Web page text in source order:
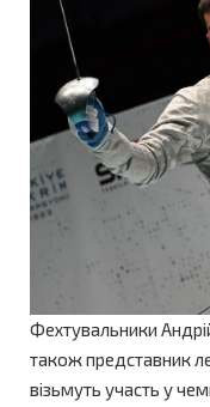
Фехтувальники
також представник
візьмуть участь у